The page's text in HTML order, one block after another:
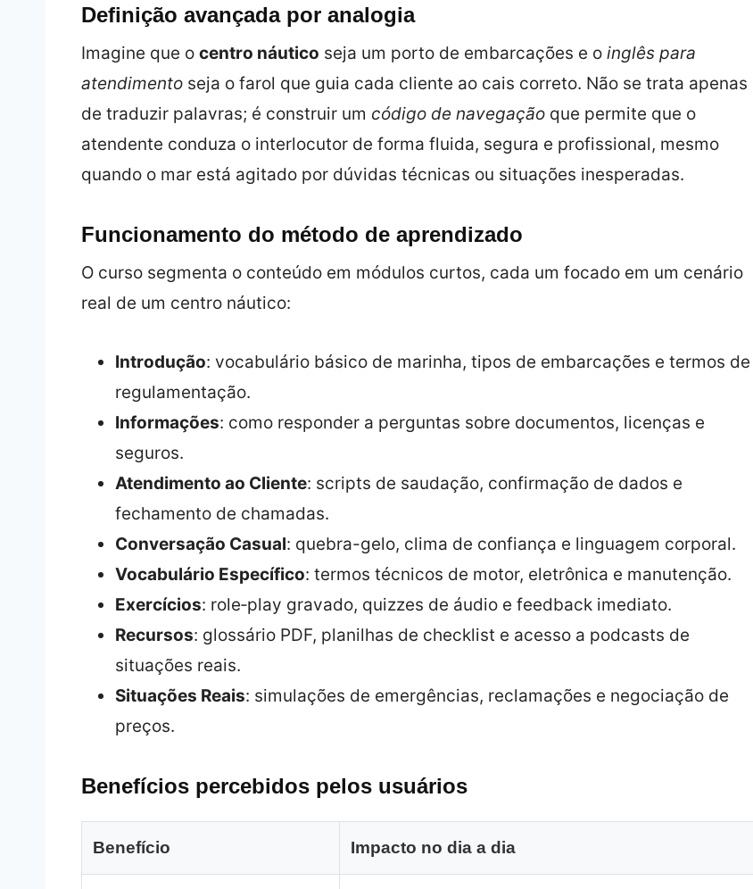
Definição avançada por analogia
Imagine que o centro náutico seja um porto de embarcações e o inglês para
atendimentoseja o farol que guia cada cliente ao cais correto. Não se trata apenas
de traduzir palavras; é construir um código de navegaçãoque permite que o
atendente conduza o interlocutor de forma fluida, segura e profissional, mesmo
quando o mar está agitado por dúvidas técnicas ou situações inesperadas.
Funcionamento do método de aprendizado
O curso segmenta o conteúdo em módulos curtos, cada um focado em um cenário
real de um centro náutico:
Introdução: vocabulário básico de marinha, tipos de embarcações e termos de
regulamentação.
Informações: como responder a perguntas sobre documentos, licenças e
seguros.
Atendimento ao Cliente: scripts de saudação, confirmação de dados e
fechamento de chamadas.
Conversação Casual: quebra-gelo, clima de confiança e linguagem corporal.
Vocabulário Específico: termos técnicos de motor, eletrônica e manutenção.
Exercícios: role‑play gravado, quizzes de áudio e feedback imediato.
Recursos: glossário PDF, planilhas de checklist e acesso a podcasts de
situações reais.
Situações Reais: simulações de emergências, reclamações e negociação de
preços.
Benefícios percebidos pelos usuários
Benefício Impacto no dia a dia